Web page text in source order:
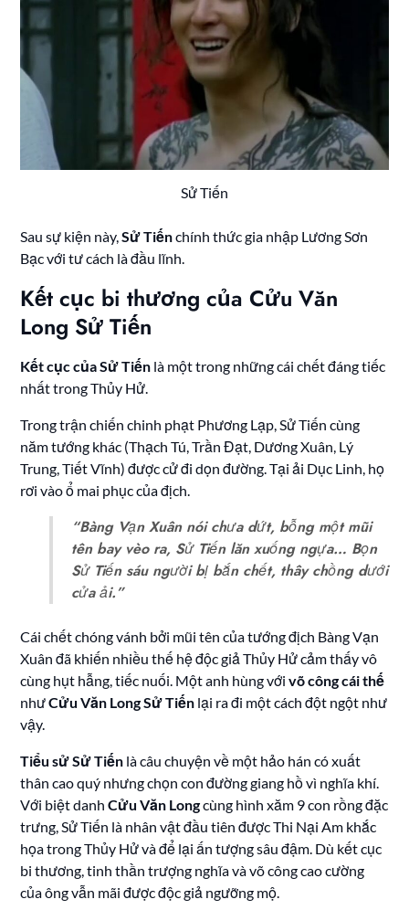
Sử Tiến
Sau sự kiện này,Sử Tiếnchính thức gia nhập Lương Sơn
Bạc với tư cách là đầu lĩnh.
Kết cục bi thương của Cửu Văn
Long Sử Tiến
Kết cục của Sử Tiến là một trong những cái chết đáng tiếc
nhất trong Thủy Hử.
Trong trận chiến chinh phạt Phương Lạp, Sử Tiến cùng
năm tướng khác (Thạch Tú, Trần Đạt, Dương Xuân, Lý
Trung, Tiết Vĩnh) được cử đi dọn đường. Tại ải Dục Linh, họ
rơi vào ổ mai phục của địch.
“Bàng Vạn Xuân nói chưa dứt, bỗng một mũi
tên bay vèo ra, Sử Tiến lăn xuống ngựa… Bọn
Sử Tiến sáu người bị bắn chết, thây chồng dưới
cửa ải.”
Cái chết chóng vánh bởi mũi tên của tướng địch Bàng Vạn
Xuân đã khiến nhiều thế hệ độc giả Thủy Hử cảm thấy vô
cùng hụt hẫng, tiếc nuối. Một anh hùng vớivõ công cái thế
nhưCửu Văn Long Sử Tiến lại ra đi một cách đột ngột như
vậy.
Tiểu sử Sử Tiến là câu chuyện về một hảo hán có xuất
thân cao quý nhưng chọn con đường giang hồ vì nghĩa khí.
Với biệt danhCửu Văn Longcùng hình xăm 9 con rồng đặc
trưng, Sử Tiến là nhân vật đầu tiên được Thi Nại Am khắc
họa trong Thủy Hử và để lại ấn tượng sâu đậm. Dù kết cục
bi thương, tinh thần trượng nghĩa và võ công cao cường
của ông vẫn mãi được độc giả ngưỡng mộ.